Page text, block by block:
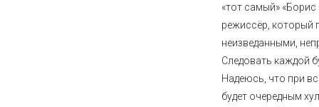
«тот самый»
режиссёр, который
неизведанными,
Следовать каждой
Надеюсь, что при
будет очередным